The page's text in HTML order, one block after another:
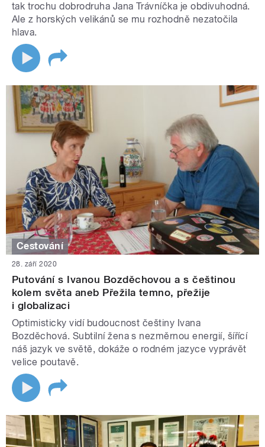
tak trochu dobrodruha Jana Trávníčka je obdivuhodná.
Ale z horských velikánů se mu rozhodně nezatočila
hlava.
Cestování
28. září 2020
Putování s Ivanou Bozděchovou a s češtinou
kolem světa aneb Přežila temno, přežije
i globalizaci
Optimisticky vidí budoucnost češtiny Ivana
Bozděchová. Subtilní žena s nezměrnou energií, šířící
náš jazyk ve světě, dokáže o rodném jazyce vyprávět
velice poutavě.